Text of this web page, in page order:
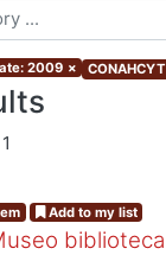
2009 ×
Add to my list